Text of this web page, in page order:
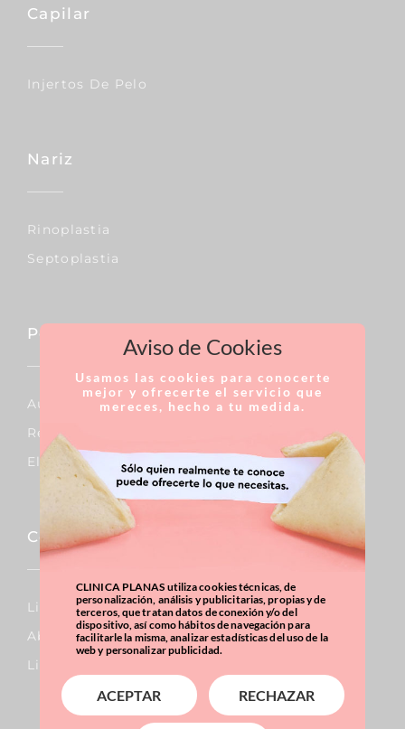
Capilar
Injertos De Pelo
Nariz
Rinoplastia
Septoplastia
Pecho
Aumento De Pecho
Reducción De Pecho
Elevación De Pecho
Corporal
Lipo Vaser
Abdominoplastia
Liposucción
Aviso de Cookies
Usamos las cookies para conocerte
mejor y ofrecerte el servicio que
mereces, hecho a tu medida.
CLINICA PLANAS utiliza cookies técnicas, de
personalización, análisis y publicitarias, propias y de
terceros, que tratan datos de conexión y/o del
dispositivo, así como hábitos de navegación para
facilitarle la misma, analizar estadísticas del uso de la
web y personalizar publicidad.
ACEPTAR RECHAZAR